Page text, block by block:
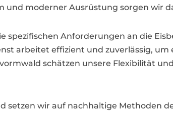
und moderner Ausrüstung sorgen wir
spezifischen Anforderungen an die
arbeitet effizient und zuverlässig,
schätzen unsere Flexibilität
setzen wir auf nachhaltige Methoden